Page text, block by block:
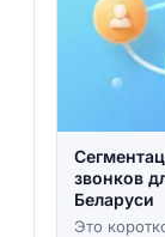
звонков
Беларуси
Это